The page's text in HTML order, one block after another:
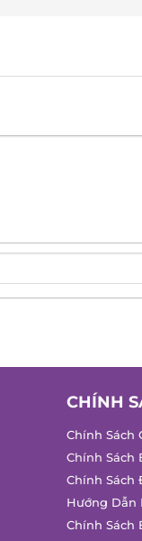
CHÍNH
Chính Sách
Chính Sách
Chính Sách
Hướng Dẫn
Chính Sách